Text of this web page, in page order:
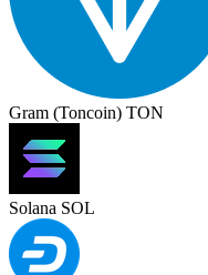
Gram (Toncoin) TON
Solana SOL